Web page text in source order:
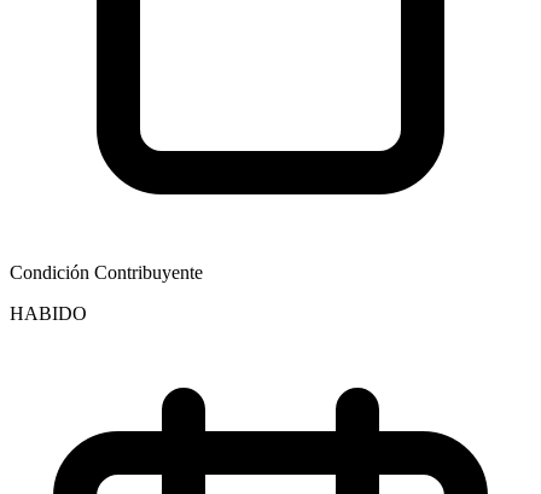
Condición Contribuyente
HABIDO